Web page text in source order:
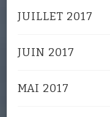
JUILLET 2017
JUIN 2017
MAI 2017